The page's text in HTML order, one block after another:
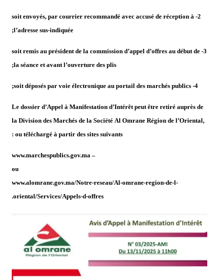
2- soit envoyés, par courrier recommandé avec accusé de réception à
l’adresse sus-indiquée;
3- soit remis au président de la commission d’appel d’offres au début de
la séance et avant l’ouverture des plis;
4- soit déposés par voie électronique au portail des marchés publics;
Le dossier d’Appel à Manifestation d’Intérêt peut être retiré auprès de
la Division des Marchés de la Société Al Omrane Région de l’Oriental,
ou téléchargé à partir des sites suivants :
– www.marchespublics.gov.ma
ou
www.alomrane.gov.ma/Notre-reseau/Al-omrane-region-de-l-
oriental/Services/Appels-d-offres.